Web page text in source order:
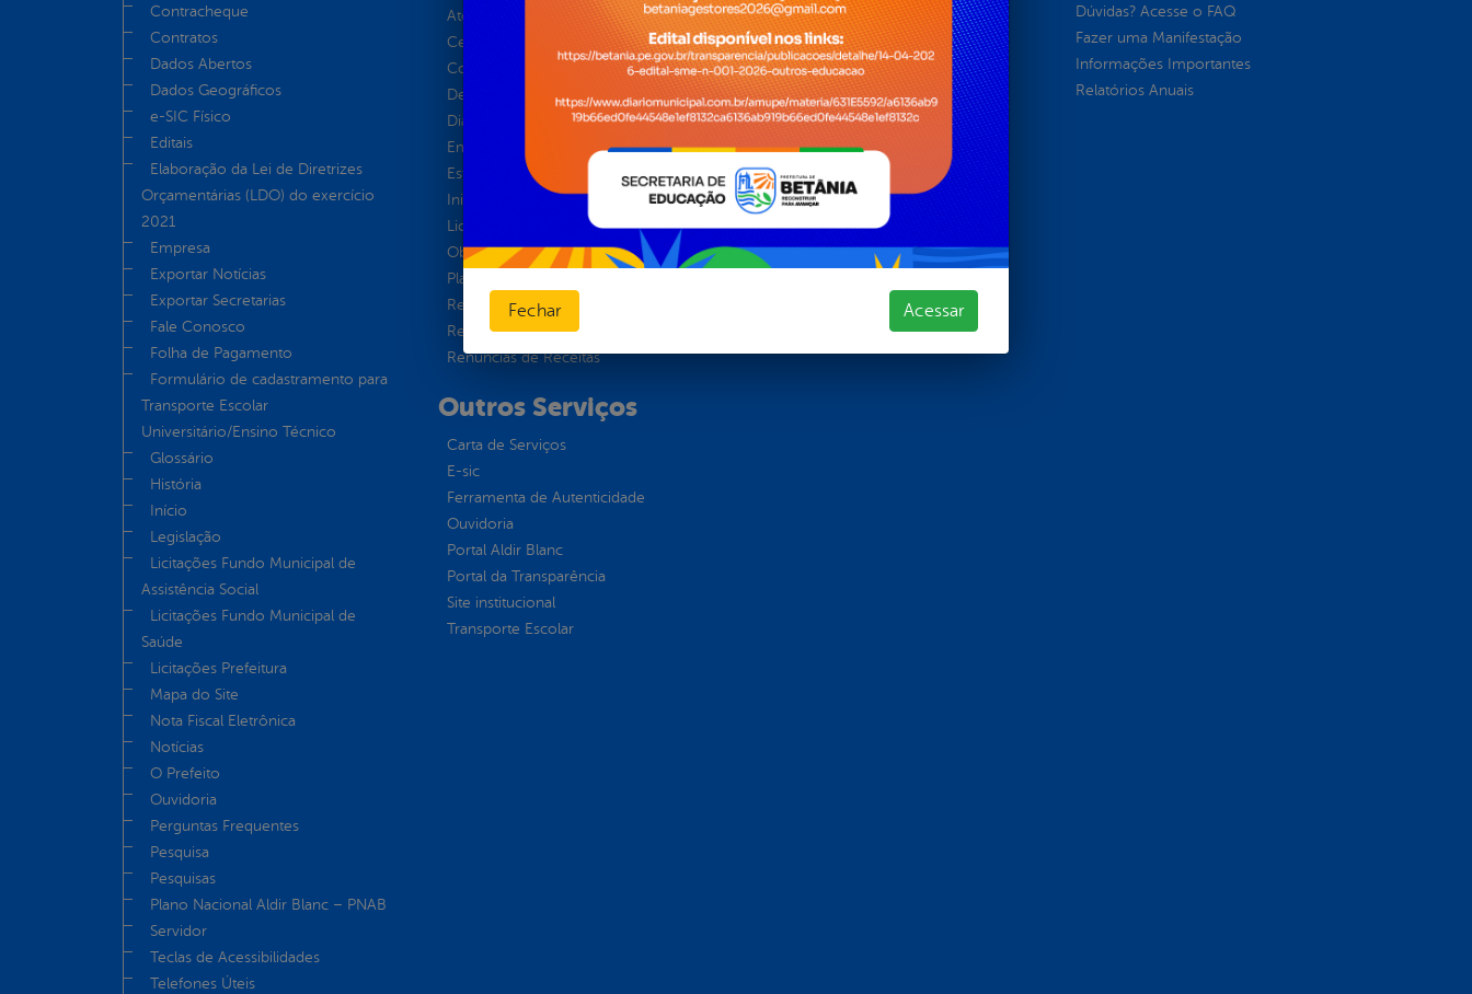
Contracheque
Contratos
Dados Abertos
Dados Geográficos
e-SIC Físico
Editais
Elaboração da Lei de Diretrizes
Orçamentárias (LDO) do exercício
2021
Empresa
Exportar Notícias
Exportar Secretarias
Fale Conosco
Folha de Pagamento
Formulário de cadastramento para
Transporte Escolar
Universitário/Ensino Técnico
Glossário
História
Início
Legislação
Licitações Fundo Municipal de
Assistência Social
Licitações Fundo Municipal de
Saúde
Licitações Prefeitura
Mapa do Site
Nota Fiscal Eletrônica
Notícias
O Prefeito
Ouvidoria
Perguntas Frequentes
Pesquisa
Pesquisas
Plano Nacional Aldir Blanc – PNAB
Servidor
Teclas de Acessibilidades
Telefones Úteis
Atos normativos
Central de Dúvidas
Convênios e Transferências
Despesas
Diárias
Emendas parlamentares
Estrutura Organizacional
Inicio
Licitações e Contratos
Obras Públicas
Planejamento e Prestação de Contas
Receitas
Recursos Humanos
Renúncias de Receitas
Estatísticas
Formulários
Prazos e autoridades
Sic Físico
Solicitar Recurso
Solicitar um pedido
Dúvidas? Acesse o FAQ
Fazer uma Manifestação
Informações Importantes
Relatórios Anuais
Outros Serviços
Carta de Serviços
E-sic
Ferramenta de Autenticidade
Ouvidoria
Portal Aldir Blanc
Portal da Transparência
Site institucional
Transporte Escolar
Fechar Acessar